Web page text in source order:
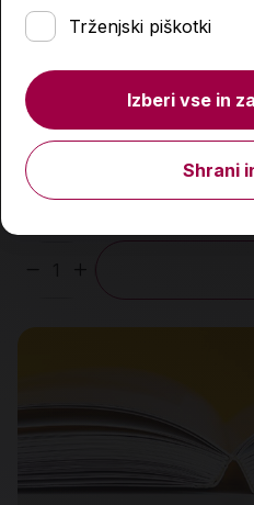
Nedokončani spisi
27,00 €
Predvidena dobava:
Količina
Trženjski piškotki
Izberi vse in
Shrani